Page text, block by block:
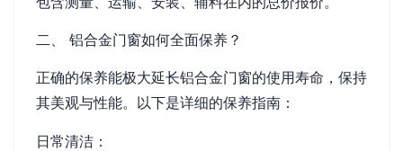
二、 铝合金门窗如何全面保养？
正确的保养能极大延长铝合金门窗的使用寿命，保持
其美观与性能。以下是详细的保养指南：
日常清洁：